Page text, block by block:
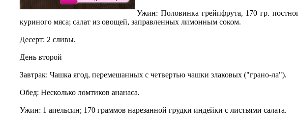
Ужин: Половинка грейпфрута, 170 гр.
куриного мяса; салат из овощей, заправленных лимонным соком.
Десерт: 2 сливы.
День второй
Завтрак: Чашка ягод, перемешанных с четвертью чашки злаковых ("грано-ла").
Обед: Несколько ломтиков ананаса.
Ужин: 1 апельсин; 170 граммов нарезанной грудки индейки с листьями салата.